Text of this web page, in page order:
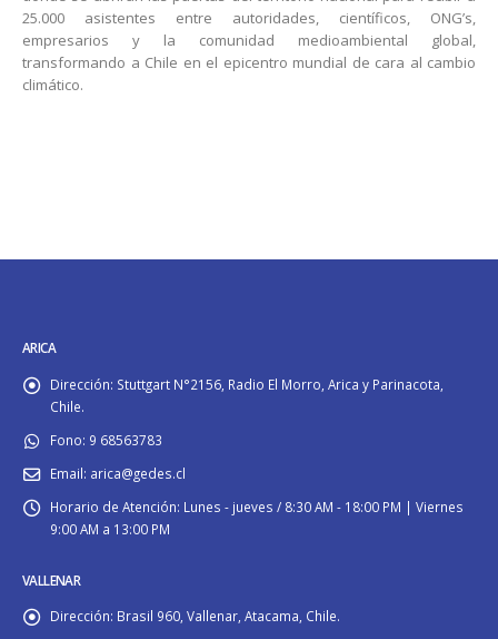
25.000 asistentes entre autoridades, científicos, ONG’s,
empresarios y la comunidad medioambiental global,
transformando a Chile en el epicentro mundial de cara al cambio
climático.
ARICA
Dirección: Stuttgart N°2156, Radio El Morro, Arica y Parinacota,
Chile.
Fono: 9 68563783
Email: arica@gedes.cl
Horario de Atención: Lunes - jueves / 8:30 AM - 18:00 PM | Viernes
9:00 AM a 13:00 PM
VALLENAR
Dirección: Brasil 960, Vallenar, Atacama, Chile.